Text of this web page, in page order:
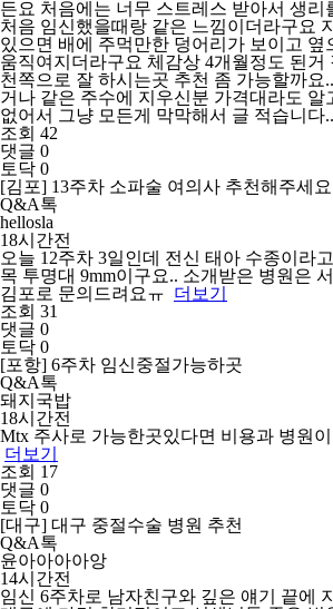
든요 처음에는 너무 스트레스 받아서 생리
처음 임신했을때랑 같은 느낌이더라구요
있으면 배에 주먹만한 덩어리가 보이고 옆
움직여지더라구요 체감상 4개월정도 된거
천쪽으로 잘 하시는곳 추천 좀 가능할까요
거나 같은 주수에 지우신분 가격대라도 알
없어서 그냥 모든게 막막해서 글 적습니다..
조회 42
댓글 0
토닥 0
[김포] 13주차 소파술 여의사 추천해주세요
Q&A톡
hellosla
18시간전
오늘 12주차 3일인데 전신 태아 수종이라
목 투명대 9mm이구요.. 소개받은 병원은
김포로 문의드려요ㅠ 더보기
조회 31
댓글 0
토닥 0
[포항] 6주차 임신중절가능하곳
Q&A톡
돼지국밥
18시간전
Mtx 주사로 가능한곳있다면 비용과 병원
더보기
조회 17
댓글 0
토닥 0
[대구] 대구 중절수술 병원 추천
Q&A톡
윤아아아아앙
14시간전
임신 6주차로 남자친구와 깊은 얘기 끝에